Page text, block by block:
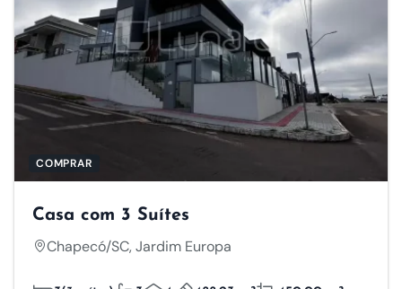
COMPRAR
Casa com 3 Suítes
Chapecó/SC, Jardim Europa